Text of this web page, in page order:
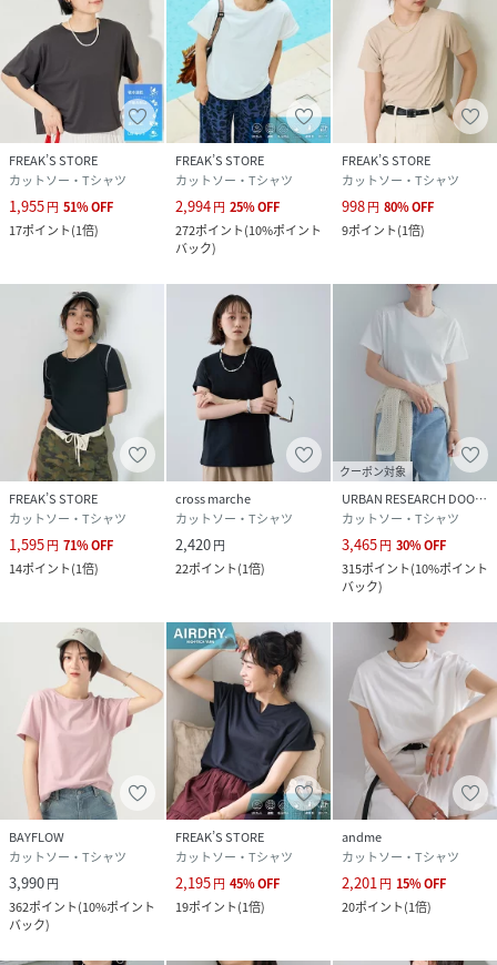
※掲載画像の商品の色味は、屋外や屋内の光の照射や角度に
より実物と色味が異なる場合がございます。また表示のサイ
ズ感と実物は若干異なる場合もございますので、予めご了承
ください。
※着用、お取り扱いの際は、商品についている品質表示とア
テンションタグを必ずご確認下さい。
性別タイプ レディース
原産国 カンボジア
素材 ポリエステル100%
サイズ
クリーニング
洗濯機洗い可能,漂白不可,タンブル乾燥不可,自然
乾燥,アイロン仕上げ可能,ドライクリーニング不
可,ウエットクリーニング可能
1121248901596-03-94 RR7099
FREAK’S STORE
カットソー・Tシャツ
1,955円 51%OFF
17ポイント(1倍)
FREAK’S STORE
カットソー・Tシャツ
2,994円 25%OFF
272ポイント(10%ポイント
バック)
FREAK’S STORE
カットソー・Tシャツ
998円 80%OFF
9ポイント(1倍)
FREAK’S STORE
カットソー・Tシャツ
1,595円 71%OFF
14ポイント(1倍)
cross marche
カットソー・Tシャツ
2,420円
22ポイント(1倍)
クーポン対象
URBAN RESEARCH DOORS
カットソー・Tシャツ
3,465円 30%OFF
315ポイント(10%ポイント
バック)
BAYFLOW
カットソー・Tシャツ
3,990円
362ポイント(10%ポイント
バック)
FREAK’S STORE
カットソー・Tシャツ
2,195円 45%OFF
19ポイント(1倍)
andme
カットソー・Tシャツ
2,201 円 15%OFF
20ポイント(1倍)